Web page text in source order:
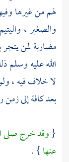
لهم من غيرها
والصغير ،
مضاربة لمن
الله عليه وسلم
لا خلاف فيه ،
بعد كافة إلى
{وقد خرج صلى
عنها} .